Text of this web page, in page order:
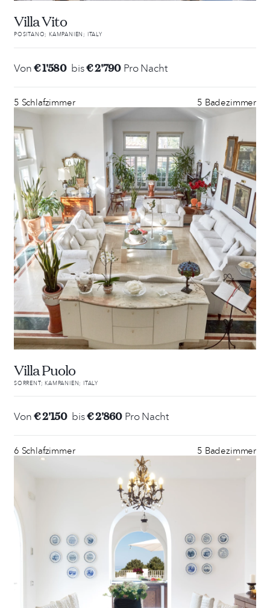
Villa Vito
POSITANO; KAMPANIEN; ITALY
Von€ 1'580 bis€ 2'790 Pro Nacht
5 Schlafzimmer 5 Badezimmer
Villa Puolo
SORRENT; KAMPANIEN; ITALY
Von€ 2'150 bis€ 2'860 Pro Nacht
6 Schlafzimmer 5 Badezimmer